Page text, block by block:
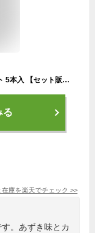
井村屋 スポーツようかん あずき カカオ ポケット 5本入 【セット販売】 スポーツ 栄養補給 非常食 スティックタイプ 【送料無料】
る
在庫を楽天でチェック >>
。あずき味とカ